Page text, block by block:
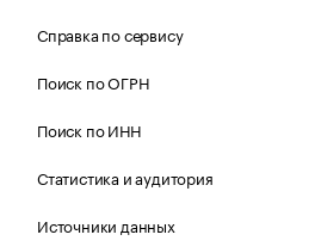
Справка по сервису
Поиск по ОГРН
Поиск по ИНН
Статистика и аудитория
Источники данных